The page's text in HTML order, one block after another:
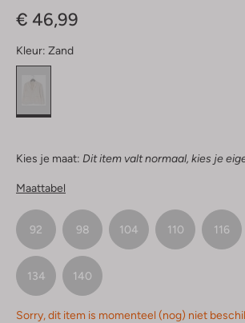
€ 46,99
Kleur: Zand
Kies je maat: Dit item valt normaal, kies je
Maattabel
92 98 104 110 116
134 140
Sorry, dit item is momenteel (nog) niet